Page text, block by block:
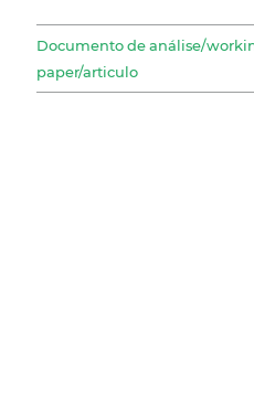
Documento de análise/
paper/articulo